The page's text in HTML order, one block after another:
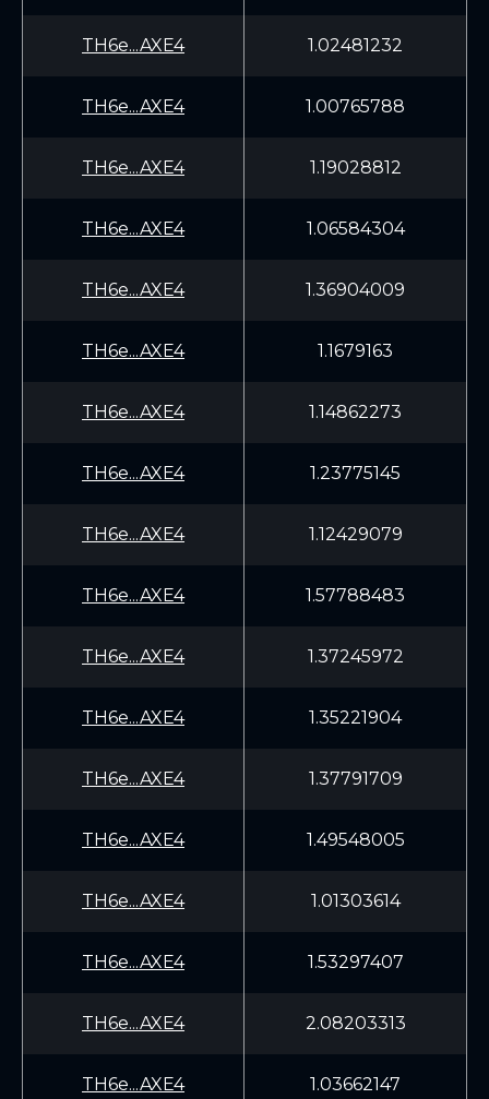
TH6e...AXE4 1.02481232
TH6e...AXE4 1.00765788
TH6e...AXE4 1.19028812
TH6e...AXE4 1.06584304
TH6e...AXE4 1.36904009
TH6e...AXE4 1.1679163
TH6e...AXE4 1.14862273
TH6e...AXE4 1.23775145
TH6e...AXE4 1.12429079
TH6e...AXE4 1.57788483
TH6e...AXE4 1.37245972
TH6e...AXE4 1.35221904
TH6e...AXE4 1.37791709
TH6e...AXE4 1.49548005
TH6e...AXE4 1.01303614
TH6e...AXE4 1.53297407
TH6e...AXE4 2.08203313
TH6e...AXE4 1.03662147